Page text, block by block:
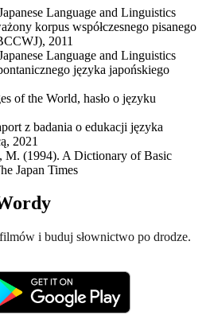
Language and Linguistics
korpus współczesnego pisanego
2011
Language and Linguistics
języka japońskiego
of the World, hasło o języku
z badania o edukacji języka
2021
M. (1994). A Dictionary of Basic
Japan Times
i buduj słownictwo po drodze.